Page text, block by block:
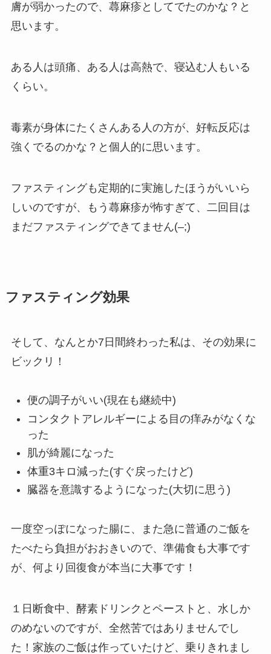
膚が弱かったので、蕁麻疹としてでたのかな？と
思います。
ある人は頭痛、ある人は高熱で、寝込む人もいる
くらい。
毒素が身体にたくさんある人の方が、好転反応は
強くでるのかな？と個人的に思います。
ファスティングも定期的に実施したほうがいいら
しいのですが、もう蕁麻疹が怖すぎて、二回目は
まだファスティングできてません(–;)
ファスティング効果
そして、なんとか7日間終わった私は、その効果に
ビックリ！
便の調子がいい(現在も継続中)
コンタクトアレルギーによる目の痒みがなくな
った
肌が綺麗になった
体重3キロ減った(すぐ戻ったけど)
臓器を意識するようになった(大切に思う)
一度空っぽになった腸に、また急に普通のご飯を
たべたら負担がおおきいので、準備食も大事です
が、何より 回復食が本当に大事です！
１日断食中、酵素ドリンクとペーストと、水しか
のめないのですが、全然苦ではありませんでし
た！家族のご飯は作っていたけど、乗りきれまし